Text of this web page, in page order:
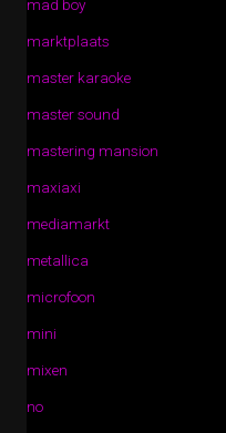
mad boy
marktplaats
master karaoke
master sound
mastering mansion
maxiaxi
mediamarkt
metallica
microfoon
mini
mixen
no